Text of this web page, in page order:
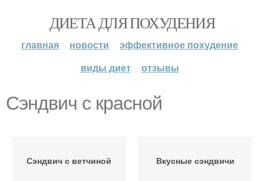
ДИЕТА ДЛЯ ПОХУДЕНИЯ
главная новости
эффективное похудение
виды диет
отзывы
Сэндвич с красной
Сэндвич с ветчиной Вкусные сэндвичи